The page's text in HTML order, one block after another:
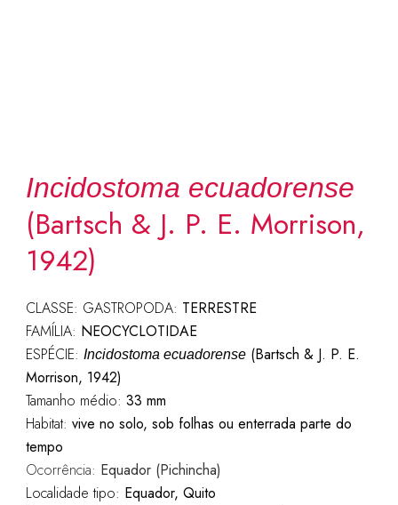
Incidostoma ecuadorense
(Bartsch & J. P. E. Morrison,
1942)
CLASSE: GASTROPODA: TERRESTRE
FAMÍLIA: NEOCYCLOTIDAE
ESPÉCIE: Incidostoma ecuadorense(Bartsch & J. P. E.
Morrison, 1942)
Tamanho médio: 33 mm
Habitat: vive no solo, sob folhas ou enterrada parte do
tempo
Ocorrência: Equador (Pichincha)
Localidade tipo: Equador, Quito